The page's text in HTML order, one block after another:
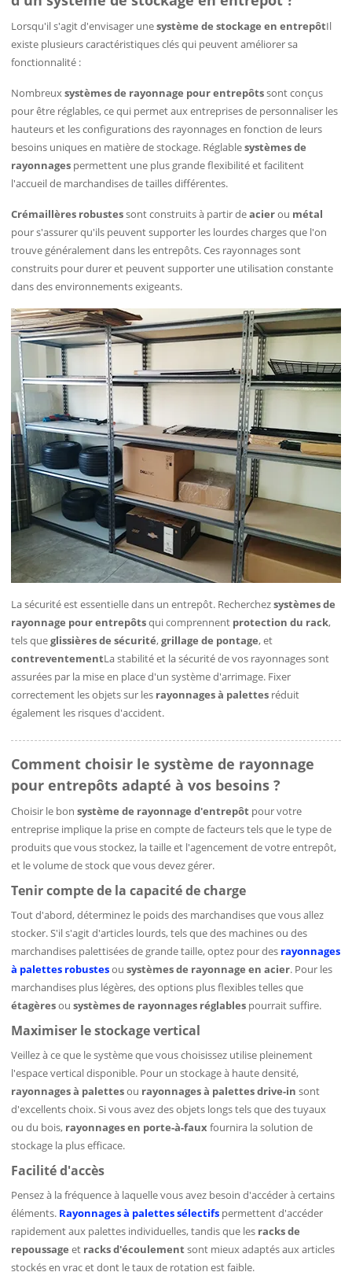
Lorsqu'il s'agit d'envisager unesystème de stockage en entrepôtIl
existe plusieurs caractéristiques clés qui peuvent améliorer sa
fonctionnalité :
Nombreuxsystèmes de rayonnage pour entrepôtssont conçus
pour être réglables, ce qui permet aux entreprises de personnaliser les
hauteurs et les configurations des rayonnages en fonction de leurs
besoins uniques en matière de stockage. Réglablesystèmes de
rayonnages permettent une plus grande flexibilité et facilitent
l'accueil de marchandises de tailles différentes.
Crémaillères robustessont construits à partir deacierou métal
pour s'assurer qu'ils peuvent supporter les lourdes charges que l'on
trouve généralement dans les entrepôts. Ces rayonnages sont
construits pour durer et peuvent supporter une utilisation constante
dans des environnements exigeants.
La sécurité est essentielle dans un entrepôt. Recherchezsystèmes de
rayonnage pour entrepôtsqui comprennent protection du rack,
tels queglissières de sécurité,grillage de pontage, et
contreventementLa stabilité et la sécurité de vos rayonnages sont
assurées par la mise en place d'un système d'arrimage. Fixer
correctement les objets sur les rayonnages à palettes réduit
également les risques d'accident.
Comment choisir le système de rayonnage
pour entrepôts adapté à vos besoins ?
Choisir le bonsystème de rayonnage d'entrepôt pour votre
entreprise implique la prise en compte de facteurs tels que le type de
produits que vous stockez, la taille et l'agencement de votre entrepôt,
et le volume de stock que vous devez gérer.
Tenir compte de la capacité de charge
Tout d'abord, déterminez le poids des marchandises que vous allez
stocker. S'il s'agit d'articles lourds, tels que des machines ou des
marchandises palettisées de grande taille, optez pour des rayonnages
à palettes robustesousystèmes de rayonnage en acier. Pour les
marchandises plus légères, des options plus flexibles telles que
étagèresousystèmes de rayonnages réglables pourrait suffire.
Maximiser le stockage vertical
Veillez à ce que le système que vous choisissez utilise pleinement
l'espace vertical disponible. Pour un stockage à haute densité,
rayonnages à palettesou rayonnages à palettes drive-in sont
d'excellents choix. Si vous avez des objets longs tels que des tuyaux
ou du bois, rayonnages en porte-à-faux fournira la solution de
stockage la plus efficace.
Facilité d'accès
Pensez à la fréquence à laquelle vous avez besoin d'accéder à certains
éléments. Rayonnages à palettes sélectifs permettent d'accéder
rapidement aux palettes individuelles, tandis que les racks de
repoussage et racks d'écoulementsont mieux adaptés aux articles
stockés en vrac et dont le taux de rotation est faible.